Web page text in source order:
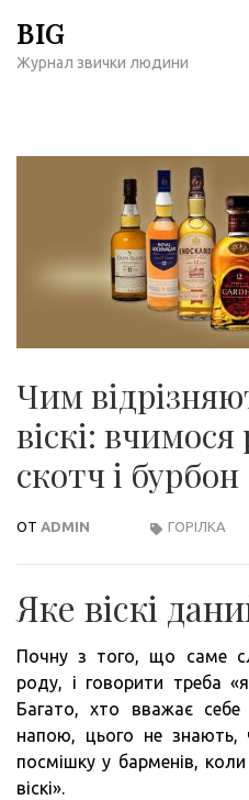
содержимому
BIG
Журнал звички людини
Чим
віскі: вчимося
скотч і бурбон
ОТ ADMIN ГОРІЛКА
Яке віскі
Почну з того, що саме
роду, і говорити треба
Багато, хто вважає себе
напою, цього не знають,
посмішку у барменів,
віскі».